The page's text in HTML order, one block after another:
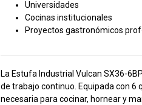
Universidades
Cocinas institucionales
Proyectos gastronómicos
La Estufa Industrial Vulcan SX36-
de trabajo continuo. Equipada con
necesaria para cocinar, hornear y